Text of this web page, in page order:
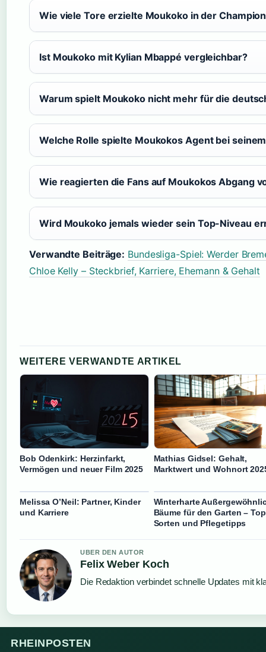
Wie viele Tore erzielte Moukoko in der
Ist Moukoko mit Kylian Mbappé vergleichbar?
Warum spielt Moukoko nicht mehr für die
Welche Rolle spielte Moukokos Agent bei
Wie reagierten die Fans auf Moukokos Abgang
Wird Moukoko jemals wieder sein Top-Niveau
Verwandte Beiträge: Bundesliga-Spiel: Werder
Chloe Kelly – Steckbrief, Karriere, Ehemann & Gehalt
WEITERE VERWANDTE ARTIKEL
Bob Odenkirk: Herzinfarkt,
Vermögen und neuer Film 2025
Mathias Gidsel: Gehalt,
Marktwert und Wohnort
Melissa O’Neil: Partner, Kinder
und Karriere
Winterharte
Bäume für den Garten –
Sorten und Pflegetipps
UBER DEN AUTOR
Felix Weber Koch
Die Redaktion verbindet schnelle Updates mit
RHEINPOSTEN